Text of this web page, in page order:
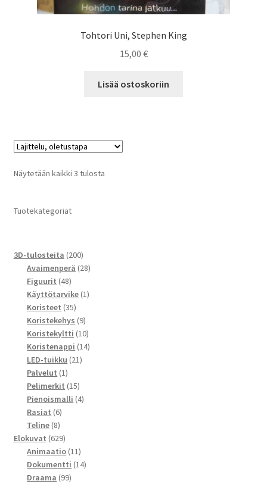
Tohtori Uni, Stephen King
15,00 €
Lisää ostoskoriin
Näytetään kaikki 3 tulosta
Tuotekategoriat
3D-tulosteita 200200
tuotetta
Avaimenperä 2828
Figuurit 4848
tuotetta
Käyttötarvike 11
Koristeet 3535
tuotetta
Koristekehys 99
tuotetta
Koristekyltti 1010
tuotetta
Koristenappi 1414
LED-tuikku 2121
Palvelut 11
tuote
Pelimerkit 1515
tuotetta
Pienoismalli 44
Rasiat 66
tuotetta
Teline 88
tuotetta
Elokuvat 629629
tuotetta
Animaatio 1111
tuotetta
Dokumentti 1414
Draama 9999